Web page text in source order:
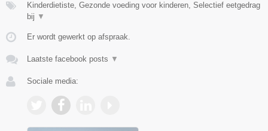
Kinderdietiste, Gezonde voeding voor kinderen, Selectief eetgedrag
bij ▼
Er wordt gewerkt op afspraak.
Laatste facebook posts ▼
Sociale media: